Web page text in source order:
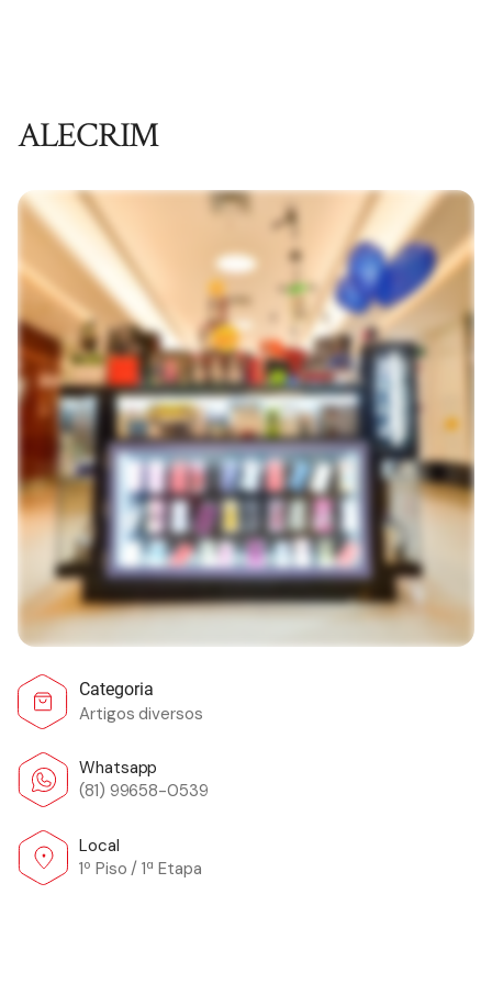
ALECRIM
Categoria
Artigos diversos
Whatsapp
(81) 99658-0539
Local
1º Piso / 1ª Etapa